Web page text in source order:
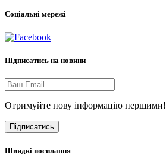
Соціальні мережі
Підписатись на новини
Отримуйте нову інформацію першими!
Підписатись
Швидкі посилання